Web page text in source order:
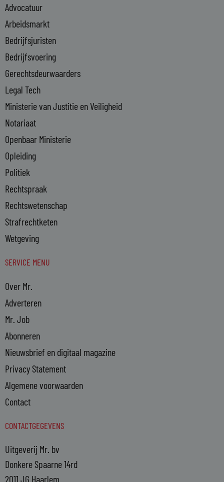
d
i
n
-
i
n
Advocatuur
Arbeidsmarkt
Bedrijfsjuristen
Bedrijfsvoering
Gerechtsdeurwaarders
Legal Tech
Ministerie van Justitie en Veiligheid
Notariaat
Openbaar Ministerie
Opleiding
Politiek
Rechtspraak
Rechtswetenschap
Strafrechtketen
Wetgeving
SERVICE MENU
Over Mr.
Adverteren
Mr. Job
Abonneren
Nieuwsbrief en digitaal magazine
Privacy Statement
Algemene voorwaarden
Contact
CONTACTGEGEVENS
Uitgeverij Mr. bv
Donkere Spaarne 14rd
2011 JG Haarlem